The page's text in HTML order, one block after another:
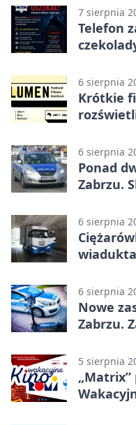
7 sierpnia
Telefon
6 sierpnia
Krótkie
6 sierpnia
Ponad
Zabrzu.
6 sierpnia
6 sierpnia
Nowe
Zabrzu.
5 sierpnia
„Matrix”